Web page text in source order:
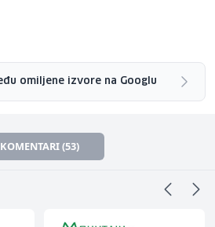
omiljene izvore na Googlu
KOMENTARI (53)